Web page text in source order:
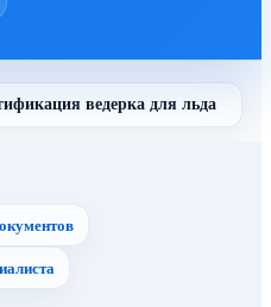
ведерка для льда